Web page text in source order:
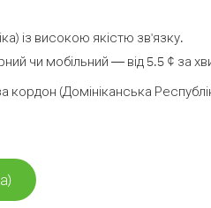
із високою якістю зв'язку.
чи мобільний — від 5.5 ¢ за
(Домініканська